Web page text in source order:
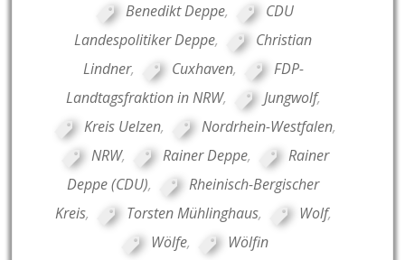
Benedikt Deppe,
CDU
Landespolitiker Deppe,
Christian
Lindner, Cuxhaven,
FDP-
Landtagsfraktion in NRW, Jungwolf,
Kreis Uelzen, Nordrhein-Westfalen,
NRW, Rainer Deppe,
Rainer
Deppe (CDU),
Rheinisch-Bergischer
Kreis, Torsten Mühlinghaus, Wolf,
Wölfe, Wölfin